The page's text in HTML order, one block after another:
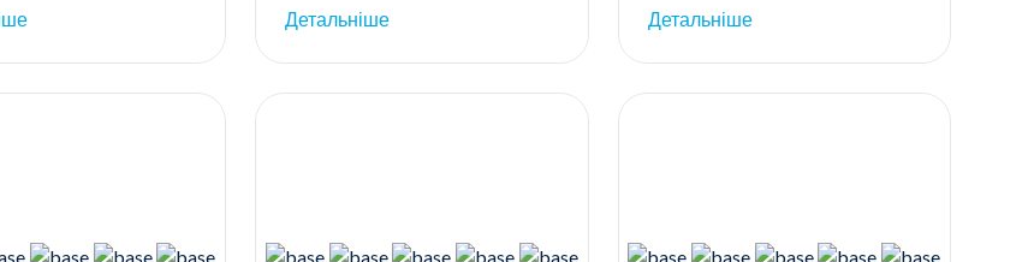
Детальніше Детальніше